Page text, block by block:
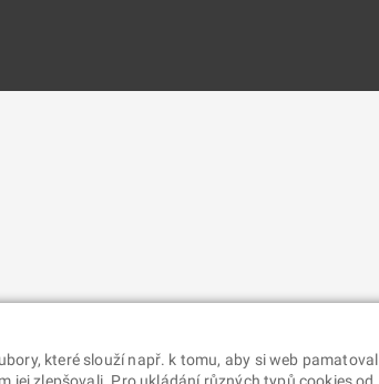
které slouží např. k tomu, aby si web pamatoval